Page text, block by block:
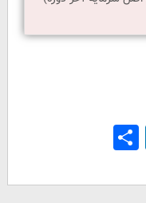
LinkedIn
Share